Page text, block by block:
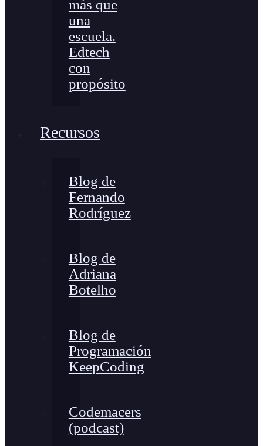
más que
una
escuela.
Edtech
con
propósito
Recursos
Blog de
Fernando
Rodríguez
Blog de
Adriana
Botelho
Blog de
Programación
KeepCoding
Codemacers
(podcast)